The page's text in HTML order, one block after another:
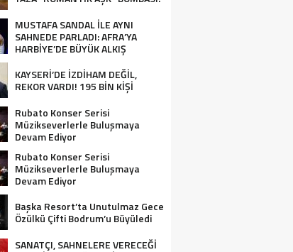
MUSTAFA SANDAL İLE AYNI
SAHNEDE PARLADI: AFRA’YA
HARBİYE’DE BÜYÜK ALKIŞ
KAYSERİ’DE İZDİHAM DEĞİL,
REKOR VARDI! 195 BİN KİŞİ
Rubato Konser Serisi
Müzikseverlerle Buluşmaya
Devam Ediyor
Rubato Konser Serisi
Müzikseverlerle Buluşmaya
Devam Ediyor
Başka Resort’ta Unutulmaz Gece
Özülkü Çifti Bodrum’u Büyüledi
SANATÇI, SAHNELERE VERECEĞİ